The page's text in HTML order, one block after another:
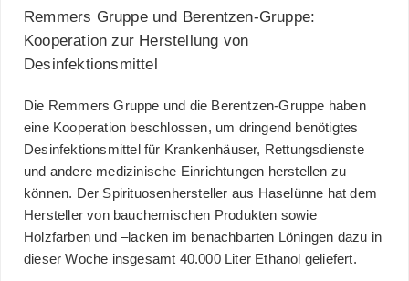
Remmers Gruppe und Berentzen-Gruppe:
Kooperation zur Herstellung von
Desinfektionsmittel
Die Remmers Gruppe und die Berentzen-Gruppe haben
eine Kooperation beschlossen, um dringend benötigtes
Desinfektionsmittel für Krankenhäuser, Rettungsdienste
und andere medizinische Einrichtungen herstellen zu
können. Der Spirituosenhersteller aus Haselünne hat dem
Hersteller von bauchemischen Produkten sowie
Holzfarben und –lacken im benachbarten Löningen dazu in
dieser Woche insgesamt 40.000 Liter Ethanol geliefert.